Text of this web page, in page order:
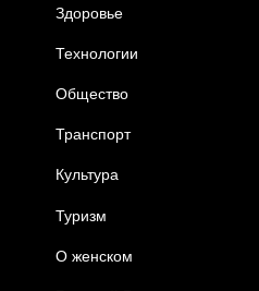
Здоровье
Технологии
Общество
Транспорт
Культура
Туризм
О женском